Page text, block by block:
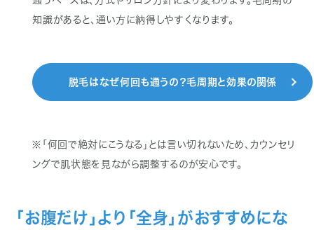
知識があると、通い方に納得しやすくなります。
脱毛はなぜ何回も通うの？毛周期と効果の関係
※「何回で絶対にこうなる」とは言い切れないため、カウンセリ
ングで肌状態を見ながら調整するのが安心です。
「お腹だけ」より「全身」がおすすめにな